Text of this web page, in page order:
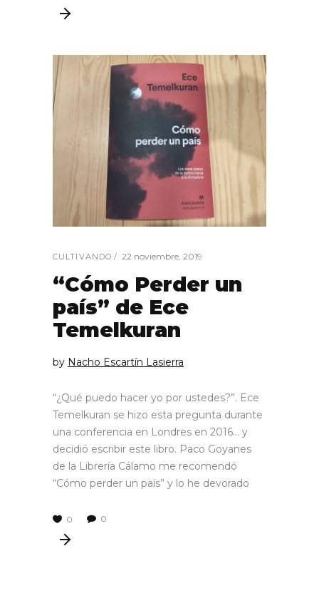
CULTIVANDO 22 noviembre, 2019
“Cómo Perder un
país” de Ece
Temelkuran
by Nacho Escartín Lasierra
“¿Qué puedo hacer yo por ustedes?”. Ece
Temelkuran se hizo esta pregunta durante
una conferencia en Londres en 2016… y
decidió escribir este libro. Paco Goyanes
de la Librería Cálamo me recomendó
“Cómo perder un país” y lo he devorado
0 0